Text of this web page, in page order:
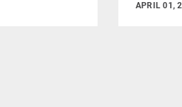
APRIL 01,